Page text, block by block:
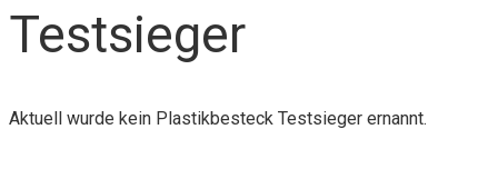
Testsieger
Aktuell wurde kein Plastikbesteck Testsieger ernannt.